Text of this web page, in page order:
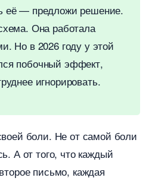
— предложи решение.
Она работала
Но в 2026 году у этой
побочный эффект,
игнорировать.
боли. Не от самой боли
А от того, что каждый
письмо, каждая